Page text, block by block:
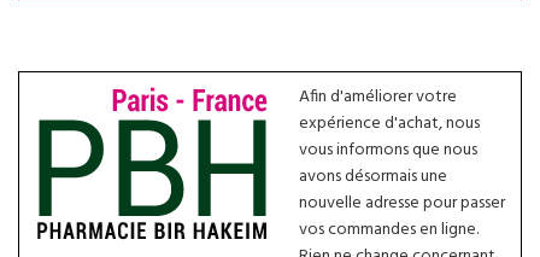
Afin d'améliorer votre
expérience d'achat, nous
vous informons que nous
avons désormais une
nouvelle adresse pour passer
vos commandes en ligne.